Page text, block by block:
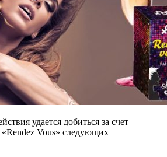
удается добиться за счет
«Rendez Vous» следующих